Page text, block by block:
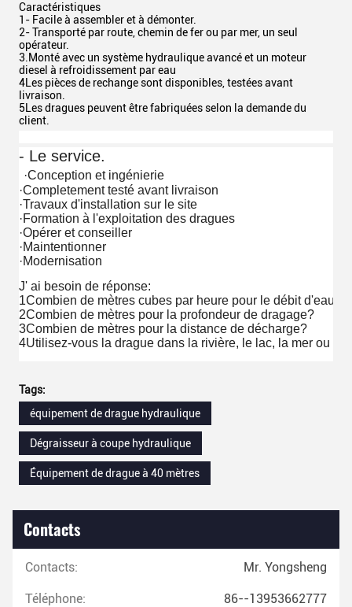
Caractéristiques
1- Facile à assembler et à démonter.
2- Transporté par route, chemin de fer ou par mer, un seul
opérateur.
3.Monté avec un système hydraulique avancé et un moteur
diesel à refroidissement par eau
4Les pièces de rechange sont disponibles, testées avant
livraison.
5Les dragues peuvent être fabriquées selon la demande du
client.
- Le service.
·Conception et ingénierie
·Completement testé avant livraison
·Travaux d'installation sur le site
·Formation à l'exploitation des dragues
·Opérer et conseiller
·Maintentionner
·Modernisation
J' ai besoin de réponse:
1Combien de mètres cubes par heure pour le débit d'eau
2Combien de mètres pour la profondeur de dragage?
3Combien de mètres pour la distance de décharge?
4Utilisez-vous la drague dans la rivière, le lac, la mer ou le
Tags:
équipement de drague hydraulique
Dégraisseur à coupe hydraulique
Équipement de drague à 40 mètres
Contacts
Contacts: Mr. Yongsheng
Téléphone: 86--13953662777